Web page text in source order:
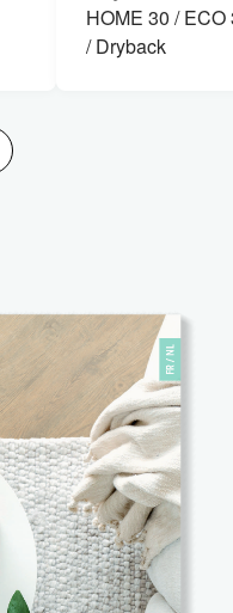
HOME 30 /
/ Dryback